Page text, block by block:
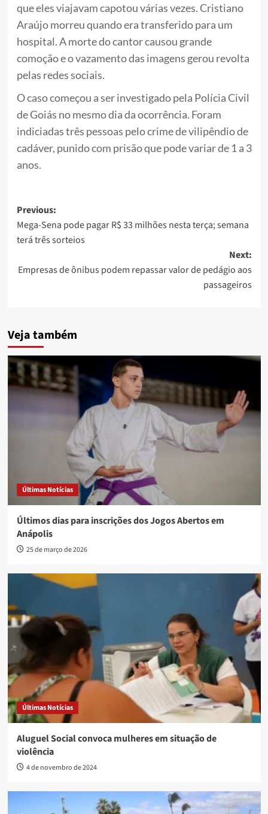
que eles viajavam capotou várias vezes. Cristiano
Araújo morreu quando era transferido para um
hospital. A morte do cantor causou grande
comoção e o vazamento das imagens gerou revolta
pelas redes sociais.
O caso começou a ser investigado pela Polícia Civil
de Goiás no mesmo dia da ocorrência. Foram
indiciadas três pessoas pelo crime de vilipêndio de
cadáver, punido com prisão que pode variar de 1 a 3
anos.
Post
navigation
Previous:
Mega-Sena pode pagar R$ 33 milhões nesta terça; semana
terá três sorteios
Next:
Empresas de ônibus podem repassar valor de pedágio aos
passageiros
Veja também
Últimas Notícias
Últimos dias para inscrições dos Jogos Abertos em
Anápolis
25 de março de 2026
Últimas Notícias
Aluguel Social convoca mulheres em situação de
violência
4 de novembro de 2024